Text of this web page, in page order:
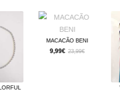
BENI
23,99€